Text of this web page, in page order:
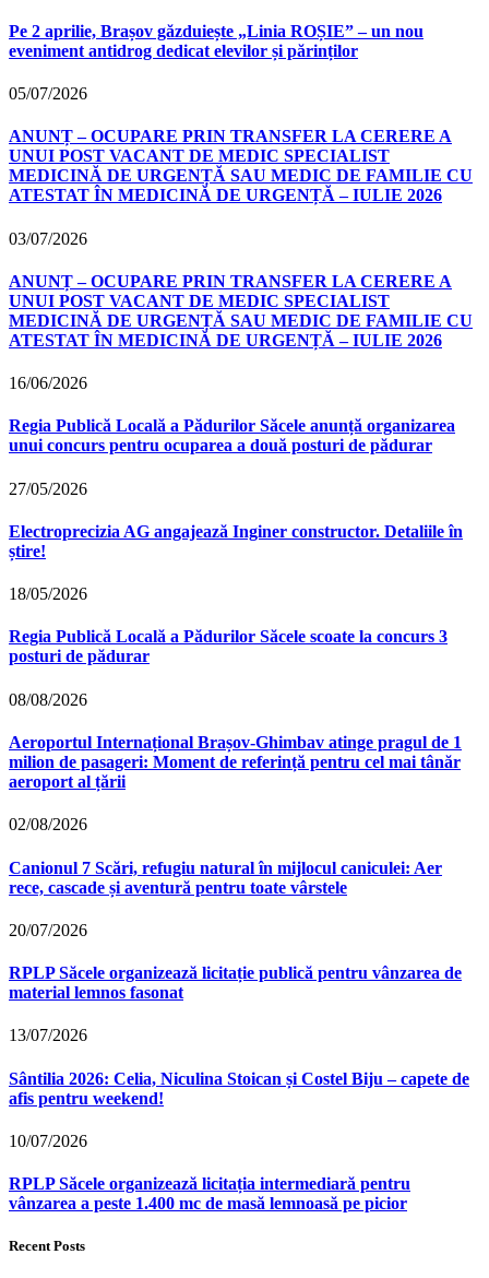
Pe 2 aprilie, Brașov găzduiește „Linia ROȘIE” – un nou
eveniment antidrog dedicat elevilor și părinților
05/07/2026
ANUNȚ – OCUPARE PRIN TRANSFER LA CERERE A
UNUI POST VACANT DE MEDIC SPECIALIST
MEDICINĂ DE URGENȚĂ SAU MEDIC DE FAMILIE CU
ATESTAT ÎN MEDICINĂ DE URGENȚĂ – IULIE 2026
03/07/2026
ANUNȚ – OCUPARE PRIN TRANSFER LA CERERE A
UNUI POST VACANT DE MEDIC SPECIALIST
MEDICINĂ DE URGENȚĂ SAU MEDIC DE FAMILIE CU
ATESTAT ÎN MEDICINĂ DE URGENȚĂ – IULIE 2026
16/06/2026
Regia Publică Locală a Pădurilor Săcele anunță organizarea
unui concurs pentru ocuparea a două posturi de pădurar
27/05/2026
Electroprecizia AG angajează Inginer constructor. Detaliile în
știre!
18/05/2026
Regia Publică Locală a Pădurilor Săcele scoate la concurs 3
posturi de pădurar
08/08/2026
Aeroportul Internațional Brașov‑Ghimbav atinge pragul de 1
milion de pasageri: Moment de referință pentru cel mai tânăr
aeroport al țării
02/08/2026
Canionul 7 Scări, refugiu natural în mijlocul caniculei: Aer
rece, cascade și aventură pentru toate vârstele
20/07/2026
RPLP Săcele organizează licitație publică pentru vânzarea de
material lemnos fasonat
13/07/2026
Sântilia 2026: Celia, Niculina Stoican și Costel Biju – capete de
afis pentru weekend!
10/07/2026
RPLP Săcele organizează licitația intermediară pentru
vânzarea a peste 1.400 mc de masă lemnoasă pe picior
Recent Posts